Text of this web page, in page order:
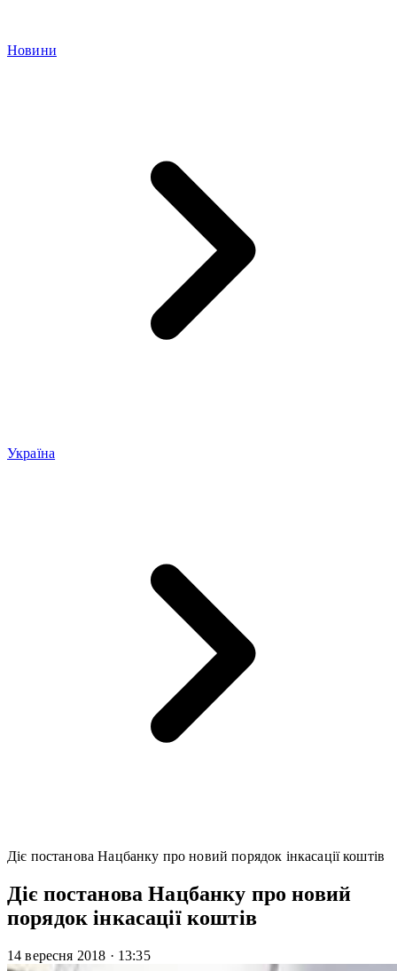
Новини
Україна
Діє постанова Нацбанку про новий порядок інкасації коштів
Діє постанова Нацбанку про новий
порядок інкасації коштів
14 вересня 2018 · 13:35